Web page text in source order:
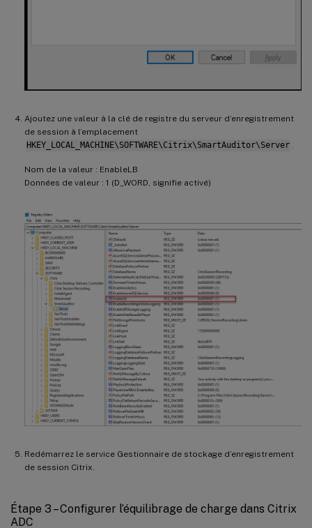
Ajoutez une valeur à la clé de registre du serveur d’enregistrement
de session à l’emplacement
HKEY_LOCAL_MACHINE\SOFTWARE\Citrix\SmartAuditor\Server .
Nom de la valeur : EnableLB
Données de valeur : 1 (D_WORD, signifie activé)
Redémarrez le service Gestionnaire de stockage d’enregistrement
de session Citrix.
Étape 3 – Configurer l’équilibrage de charge dans Citrix
ADC